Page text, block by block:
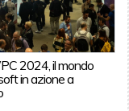
2024, il mondo
in azione a